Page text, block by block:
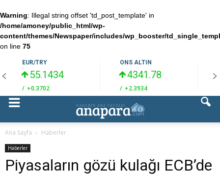
Warning: Illegal string offset 'td_post_template' in
/home/amoney/public_html/wp-
content/themes/Newspaper/includes/wp_booster/
on line 75
EUR/TRY
55.1434
/ +0.3702
ONS ALTIN
4341.78
/ +2.3934
Ana Sayfa Haberler
Haberler
Piyasaların gözü kulağı ECB’de